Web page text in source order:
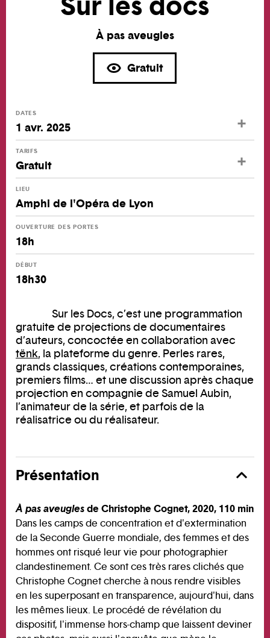
À pas aveugles
Gratuit
DATES
1 avr. 2025
TARIFS
Gratuit
LIEU
Amphi de l'Opéra de Lyon
OUVERTURE DES PORTES
18h
DÉBUT
18h30
Sur les Docs, c’est une programmation
gratuite de projections de documentaires
d’auteurs, concoctée en collaboration avec
tënk, la plateforme du genre. Perles rares,
grands classiques, créations contemporaines,
premiers films… et une discussion après chaque
projection en compagnie de Samuel Aubin,
l’animateur de la série, et parfois de la
réalisatrice ou du réalisateur.
Présentation
À pas aveuglesde Christophe Cognet, 2020, 110 min
Dans les camps de concentration et d'extermination
de la Seconde Guerre mondiale, des femmes et des
hommes ont risqué leur vie pour photographier
clandestinement. Ce sont ces très rares clichés que
Christophe Cognet cherche à nous rendre visibles
en les superposant en transparence, aujourd'hui, dans
les mêmes lieux. Le procédé de révélation du
dispositif, l'immense hors-champ que laissent deviner